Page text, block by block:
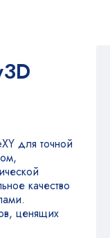
для точной
качество
ценящих